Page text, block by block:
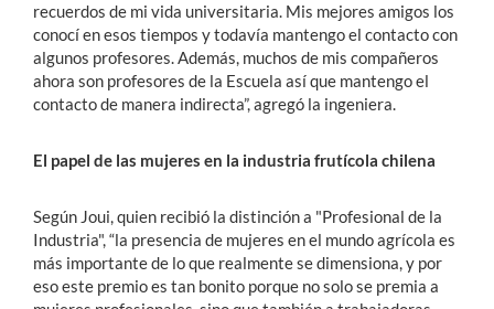
recuerdos de mi vida universitaria. Mis mejores amigos los
conocí en esos tiempos y todavía mantengo el contacto con
algunos profesores. Además, muchos de mis compañeros
ahora son profesores de la Escuela así que mantengo el
contacto de manera indirecta”, agregó la ingeniera.
El papel de las mujeres en la industria frutícola chilena
Según Joui, quien recibió la distinción a "Profesional de la
Industria", “la presencia de mujeres en el mundo agrícola es
más importante de lo que realmente se dimensiona, y por
eso este premio es tan bonito porque no solo se premia a